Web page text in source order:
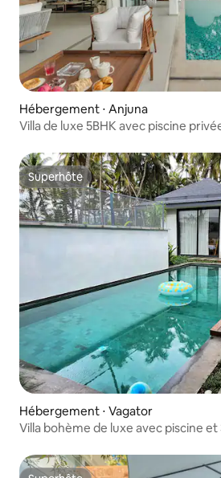
Hébergement ⋅ Anjuna
Villa de luxe 5BHK avec piscine
Superhôte
Superhôte
Hébergement ⋅ Vagator
Villa bohème de luxe avec piscine